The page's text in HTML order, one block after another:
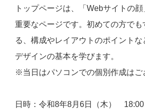
トップページは、「Webサイトの
重要なページです。初めての方でも
る、構成やレイアウトのポイント
デザインの基本を学びます。
※当日はパソコンでの個別作成はご
日時：令和8年8月6日（木）